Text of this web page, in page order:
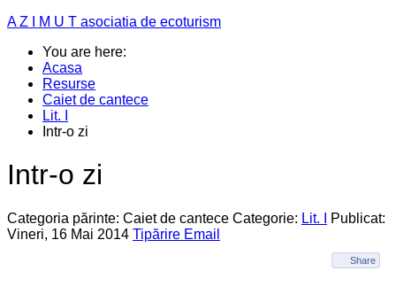
A Z I M U T asociatia de ecoturism
You are here:
Acasa
Resurse
Caiet de cantece
Lit. I
Intr-o zi
Intr-o zi
Categoria părinte: Caiet de cantece Categorie: Lit. I
Publicat:
Vineri, 16 Mai 2014 Tipărire Email
Share